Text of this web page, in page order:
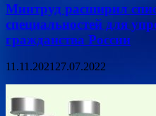
Минтруд расширил
специальностей для
гражданства России
11.11.2021 27.07.2022